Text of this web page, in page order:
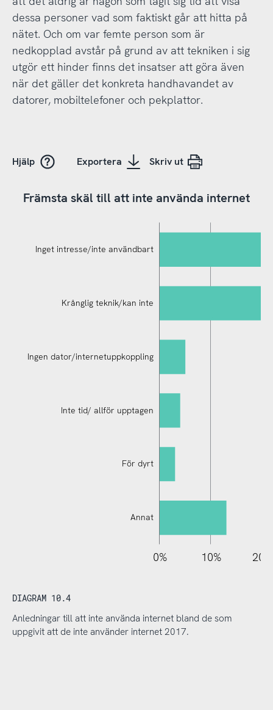
dessa personer vad som faktiskt går att hitta på
nätet. Och om var femte person som är
nedkopplad avstår på grund av att tekniken i sig
utgör ett hinder finns det insatser att göra även
när det gäller det konkreta handhavandet av
datorer, mobiltelefoner och pekplattor.
Hjälp Exportera Skriv ut
Främsta skäl till att inte använda internet
Inget intresse/inte användbart
Krånglig teknik/kan inte
Ingen dator/internetuppkoppling
Inte tid/ allför upptagen
För dyrt
Annat
110% 20%
10%
0%
-10%
-20%
DIAGRAM 10.4
Anledningar till att inte använda internet bland de som
uppgivit att de inte använder internet 2017.